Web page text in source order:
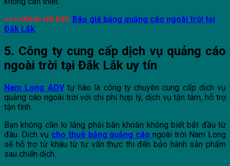
=>>>Xem chi tiết: Báo giá bảng quảng cáo ngoài trời tại
Đắk Lắk
5. Công ty cung cấp dịch vụ quảng cáo
ngoài trời tại Đắk Lắk uy tín
Nam Long ADVtự hào là công ty chuyên cung cấp dịch vụ
quảng cáo ngoài trời với chi phí hợp lý, dịch vụ tận tâm, hỗ trợ
tận tình.
Bạn không cần lo lắng phải băn khoăn không biết bắt đầu từ
đâu. Dịch vụ cho thuê bảng quảng cáongoài trời Nam Long
sẽ hỗ trợ từ khâu từ tư vấn thực thi đến bảo hành sản phẩm
sau chiến dịch.